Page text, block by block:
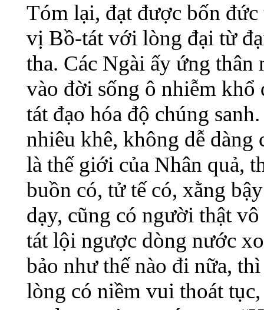
Tóm lại, đạt được bốn
vị Bồ-tát với lòng đại từ
tha. Các Ngài ấy ứng
vào đời sống ô nhiễm khổ
tát đạo hóa độ chúng
nhiêu khê, không dễ dàng
là thế giới của Nhân quả,
buồn có, tử tế có, xằng
dạy, cũng có người thật
tát lội ngược dòng nước
bảo như thế nào đi nữa,
lòng có niềm vui thoát